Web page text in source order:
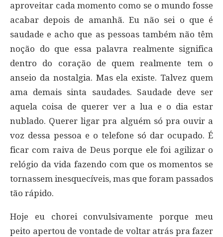
aproveitar cada momento como se o mundo fosse
acabar depois de amanhã. Eu não sei o que é
saudade e acho que as pessoas também não têm
noção do que essa palavra realmente significa
dentro do coração de quem realmente tem o
anseio da nostalgia. Mas ela existe. Talvez quem
ama demais sinta saudades. Saudade deve ser
aquela coisa de querer ver a lua e o dia estar
nublado. Querer ligar pra alguém só pra ouvir a
voz dessa pessoa e o telefone só dar ocupado. É
ficar com raiva de Deus porque ele foi agilizar o
relógio da vida fazendo com que os momentos se
tornassem inesquecíveis, mas que foram passados
tão rápido.
Hoje eu chorei convulsivamente porque meu
peito apertou de vontade de voltar atrás pra fazer